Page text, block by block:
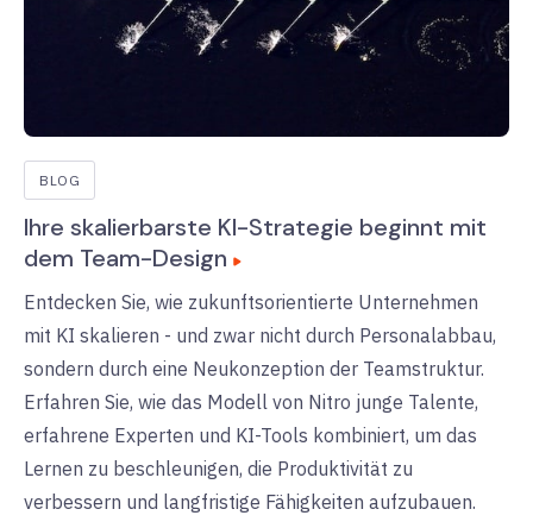
BLOG
Ihre skalierbarste KI-Strategie beginnt mit
dem Team-Design
Entdecken Sie, wie zukunftsorientierte Unternehmen
mit KI skalieren - und zwar nicht durch Personalabbau,
sondern durch eine Neukonzeption der Teamstruktur.
Erfahren Sie, wie das Modell von Nitro junge Talente,
erfahrene Experten und KI-Tools kombiniert, um das
Lernen zu beschleunigen, die Produktivität zu
verbessern und langfristige Fähigkeiten aufzubauen.